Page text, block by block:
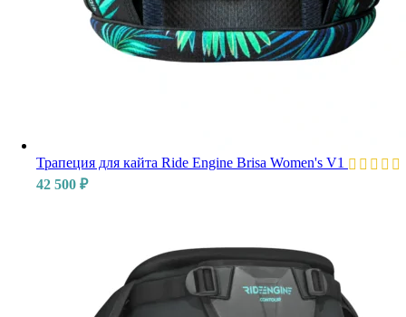
Трапеция для кайта Ride Engine Brisa Women's V1
42 500 ₽